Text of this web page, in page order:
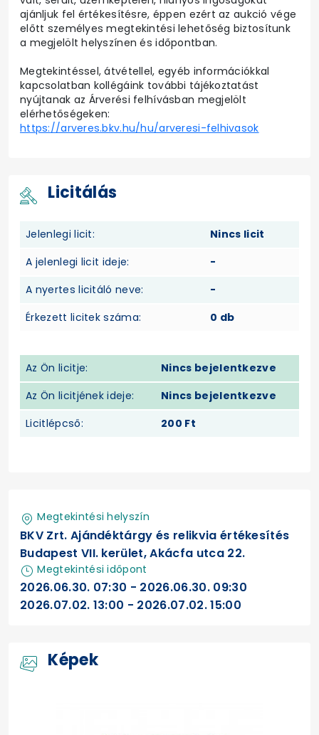
ajánljuk fel értékesítésre, éppen ezért az aukció vége
előtt személyes megtekintési lehetőség biztosítunk
a megjelölt helyszínen és időpontban.
Megtekintéssel, átvétellel, egyéb információkkal
kapcsolatban kollégáink további tájékoztatást
nyújtanak az Árverési felhívásban megjelölt
elérhetőségeken:
https://arveres.bkv.hu/hu/arveresi-felhivasok
Licitálás
Jelenlegi licit:
Nincs licit
A jelenlegi licit ideje:
-
A nyertes licitáló neve:
-
Érkezett licitek száma:
0 db
Az Ön licitje:
Nincs bejelentkezve
Az Ön licitjének ideje:
Nincs bejelentkezve
Licitlépcső:
200 Ft
Megtekintési helyszín
BKV Zrt. Ajándéktárgy és relikvia értékesítés
Budapest VII. kerület, Akácfa utca 22.
Megtekintési időpont
2026.06.30. 07:30 - 2026.06.30. 09:30
2026.07.02. 13:00 - 2026.07.02. 15:00
Képek